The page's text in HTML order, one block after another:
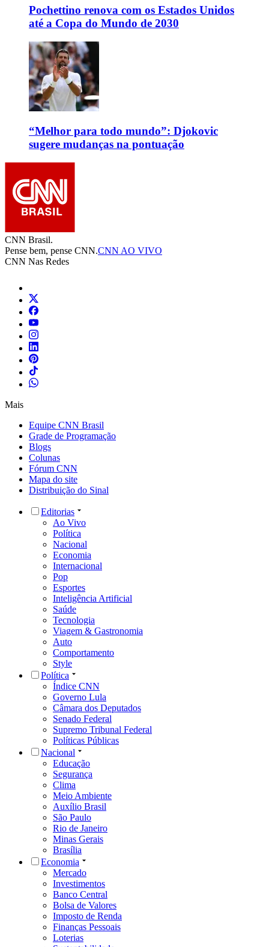
Pochettino renova com os Estados Unidos
até a Copa do Mundo de 2030
“Melhor para todo mundo”: Djokovic
sugere mudanças na pontuação
CNN Brasil.
Pense bem, pense CNN.CNN AO VIVO
CNN Nas Redes
Mais
Equipe CNN Brasil
Grade de Programação
Blogs
Colunas
Fórum CNN
Mapa do site
Distribuição do Sinal
Editorias
Ao Vivo
Política
Nacional
Economia
Internacional
Pop
Esportes
Inteligência Artificial
Saúde
Tecnologia
Viagem & Gastronomia
Auto
Comportamento
Style
Política
Índice CNN
Governo Lula
Câmara dos Deputados
Senado Federal
Supremo Tribunal Federal
Políticas Públicas
Nacional
Educação
Segurança
Clima
Meio Ambiente
Auxílio Brasil
São Paulo
Rio de Janeiro
Minas Gerais
Brasília
Economia
Mercado
Investimentos
Banco Central
Bolsa de Valores
Imposto de Renda
Finanças Pessoais
Loterias